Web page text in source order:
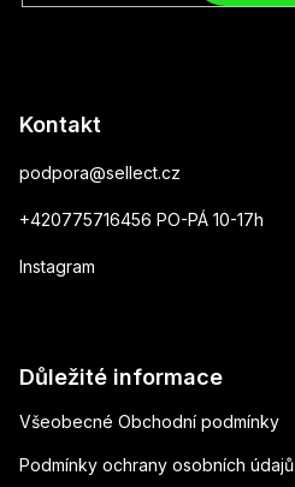
Kontakt
podpora@sellect.cz
+420775716456 PO-PÁ 10-17h
Instagram
Důležité informace
Všeobecné Obchodní podmínky
Podmínky ochrany osobních údajů